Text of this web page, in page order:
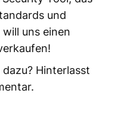
und
uns einen
Hinterlasst